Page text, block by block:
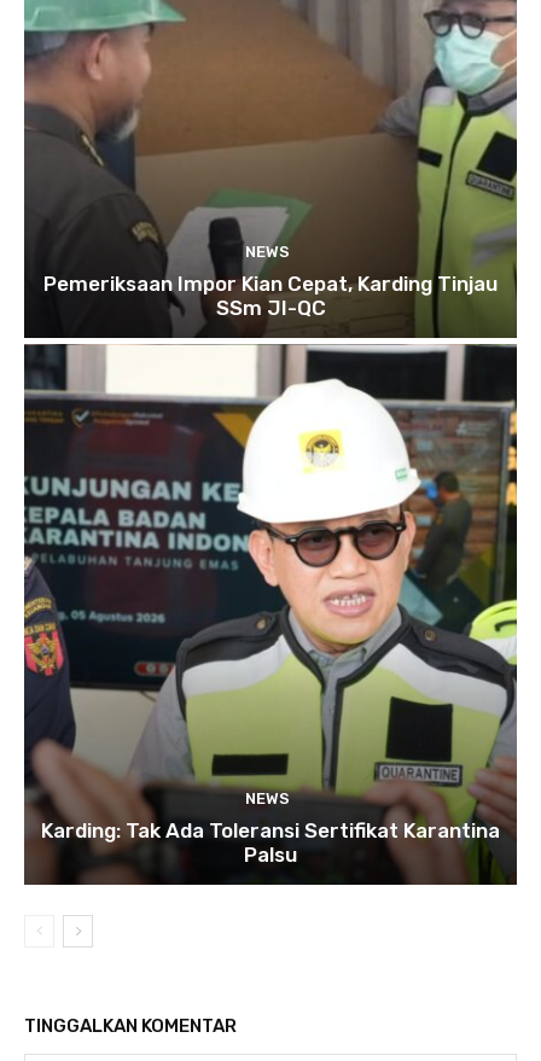
NEWS
Pemeriksaan Impor Kian Cepat, Karding Tinjau
SSm JI-QC
NEWS
Karding: Tak Ada Toleransi Sertifikat Karantina
Palsu
TINGGALKAN KOMENTAR